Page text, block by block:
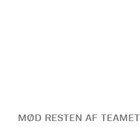
MØD RESTEN AF TEAMET